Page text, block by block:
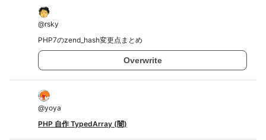
@rsky
PHP7のzend_hash変更点まとめ
Overwrite
@yoya
PHP 自作 TypedArray (闇)